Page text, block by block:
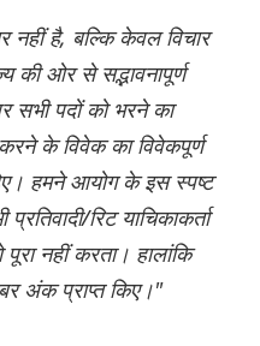
नहीं है, बल्कि केवल विचार
की ओर से सद्भावनापूर्ण
सभी पदों को भरने का
के विवेक का विवेकपूर्ण
हमने आयोग के इस स्पष्ट
रिट याचिकाकर्ता
नहीं करता। हालांकि
अंक प्राप्त किए।"